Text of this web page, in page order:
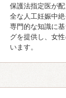
保護法指定医が
全な人工妊娠中
専門的な知識に
グを提供し、女
います。